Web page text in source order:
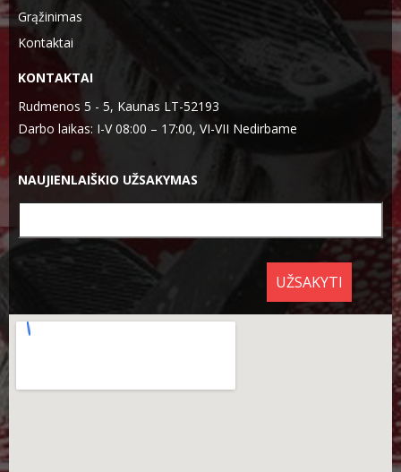
Grąžinimas
Kontaktai
KONTAKTAI
Rudmenos 5 - 5, Kaunas LT-52193
Darbo laikas: I-V 08:00 – 17:00, VI-VII Nedirbame
NAUJIENLAIŠKIO UŽSAKYMAS
UŽSAKYTI